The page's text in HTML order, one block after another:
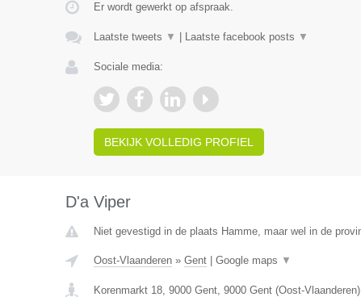
Er wordt gewerkt op afspraak.
Laatste tweets ▼ Laatste facebook posts ▼
Sociale media:
BEKIJK VOLLEDIG PROFIEL
D'a Viper
Niet gevestigd in de plaats Hamme, maar wel in de
Oost-Vlaanderen» Gent| Google maps ▼
Korenmarkt 18, 9000 Gent, 9000 Gent(Oost-Vlaanderen)